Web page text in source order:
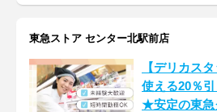
東急ストア センター北駅前店
【デリカス
使える20％
★安定の東